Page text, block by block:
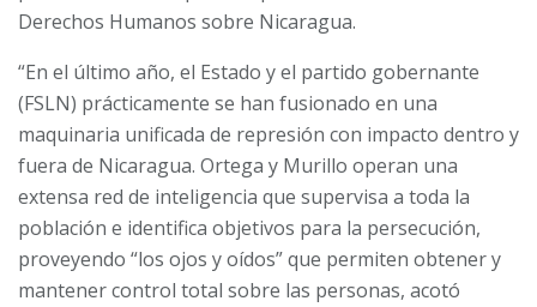
Derechos Humanos sobre Nicaragua.
“En el último año, el Estado y el partido gobernante
(FSLN) prácticamente se han fusionado en una
maquinaria unificada de represión con impacto dentro y
fuera de Nicaragua. Ortega y Murillo operan una
extensa red de inteligencia que supervisa a toda la
población e identifica objetivos para la persecución,
proveyendo “los ojos y oídos” que permiten obtener y
mantener control total sobre las personas, acotó